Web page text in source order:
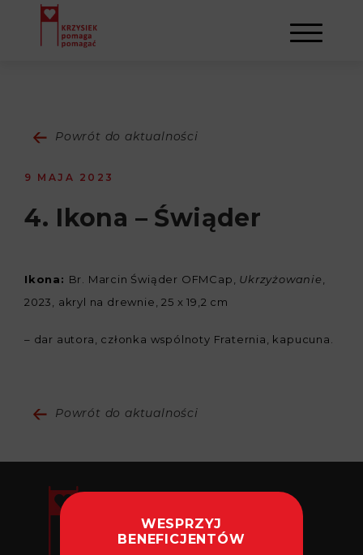
O NAS
DZIAŁALNOŚĆ
WYDARZENIA
Powrót do aktualności
9 MAJA 2023
4. Ikona – Świąder
Ikona: Br. Marcin Świąder OFMCap, Ukrzyżowanie
2023, akryl na drewnie, 25 x 19,2 cm
– dar autora, członka wspólnoty Fraternia, kapucuna.
Powrót do aktualności
WESPRZYJ
BENEFICJENTÓW